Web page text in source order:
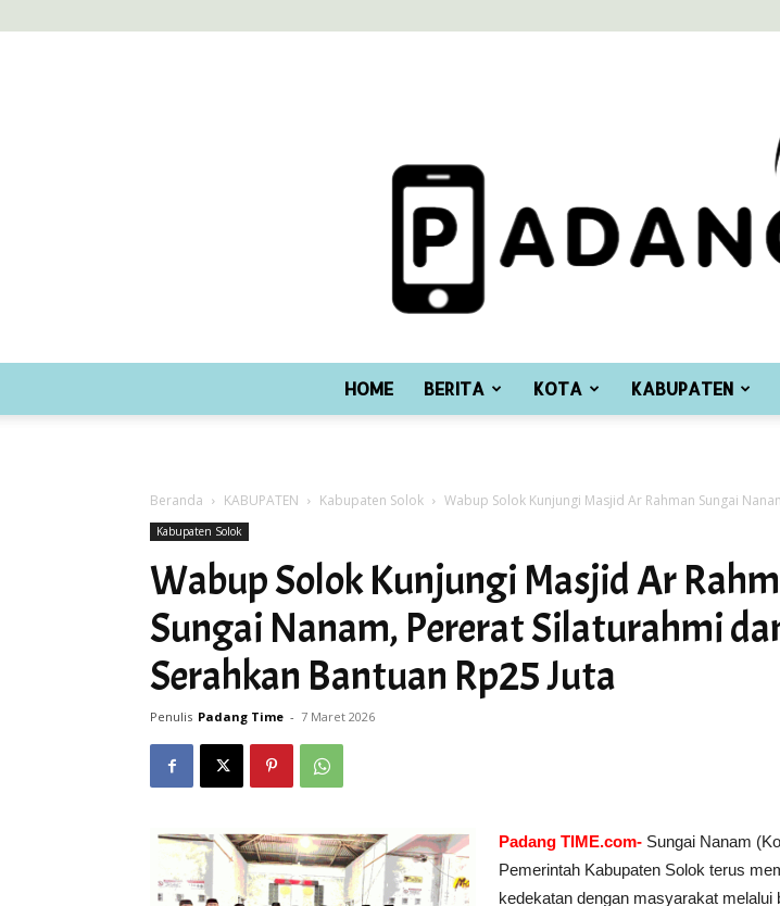
Time
HOME BERITA KOTA KABUPATEN
Beranda KABUPATEN Kabupaten Solok Wabup Solok Kunjungi Masjid Ar Rahman Sungai
Kabupaten Solok
Wabup Solok Kunjungi Masjid Ar
Sungai Nanam, Pererat Silaturahmi
Serahkan Bantuan Rp25 Juta
Penulis Padang Time - 7 Maret 2026
Padang TIME.com- Sungai Nanam
Pemerintah Kabupaten Solok terus
kedekatan dengan masyarakat melalui